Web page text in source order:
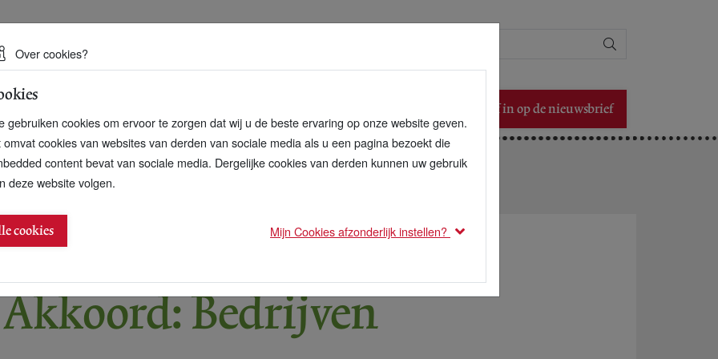
duurzame toekomst
Schrijf in op de nieuwsbrief
natuurlijk kapitaal
Bedrijven
Over cookies?
gebruiken cookies om ervoor te zorgen dat wij u de beste ervaring op onze website geven.
omvat cookies van websites van derden van sociale media als u een pagina bezoekt die
content bevat van sociale media. Dergelijke cookies van derden kunnen uw gebruik
deze website volgen.
cookies Mijn Cookies afzonderlijk instellen?